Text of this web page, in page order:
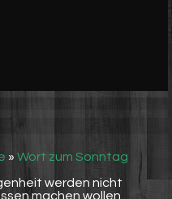
» Wort zum Sonntag
werden nicht
machen wollen.